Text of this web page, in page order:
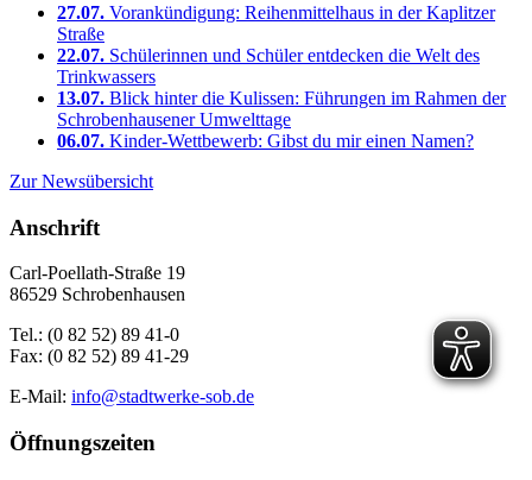
27.07. Vorankündigung: Reihenmittelhaus in der Kaplitzer
Straße
22.07. Schülerinnen und Schüler entdecken die Welt des
Trinkwassers
13.07. Blick hinter die Kulissen: Führungen im Rahmen der
Schrobenhausener Umwelttage
06.07. Kinder-Wettbewerb: Gibst du mir einen Namen?
Zur Newsübersicht
Anschrift
Carl-Poellath-Straße 19
86529 Schrobenhausen
Tel.: (0 82 52) 89 41-0
Fax: (0 82 52) 89 41-29
E-Mail: info@stadtwerke-sob.de
Öffnungszeiten